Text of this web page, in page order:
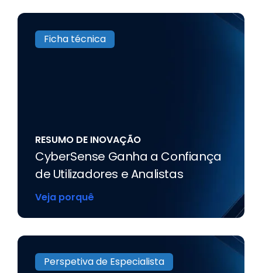
Ficha técnica
RESUMO DE INOVAÇÃO
CyberSense Ganha a Confiança
de Utilizadores e Analistas
Veja porquê
Perspetiva de Especialista